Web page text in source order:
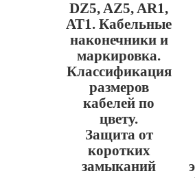
DZ5, AZ5, AR1,
AT1. Кабельные
наконечники и
маркировка.
Классификация
размеров
кабелей по
цвету.
Защита от
коротких
замыканий